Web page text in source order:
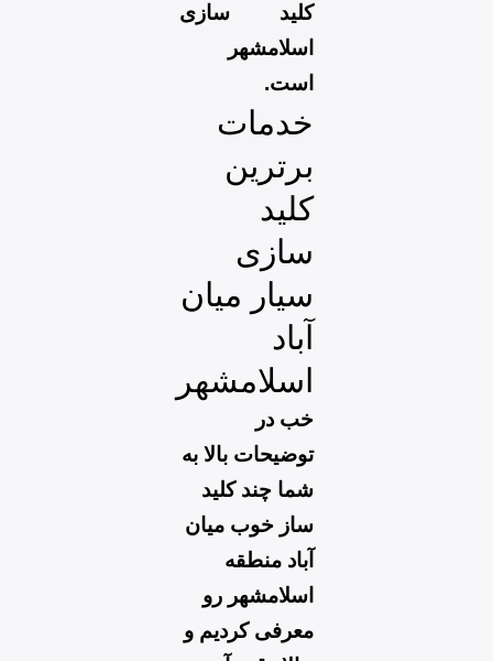
کلید سازی
اسلامشهر
است.
خدمات
برترین
کلید
سازی
سیار میان
آباد
اسلامشهر
خب در
توضیحات بالا به
شما چند کلید
ساز خوب میان
آباد منطقه
اسلامشهر رو
معرفی کردیم و